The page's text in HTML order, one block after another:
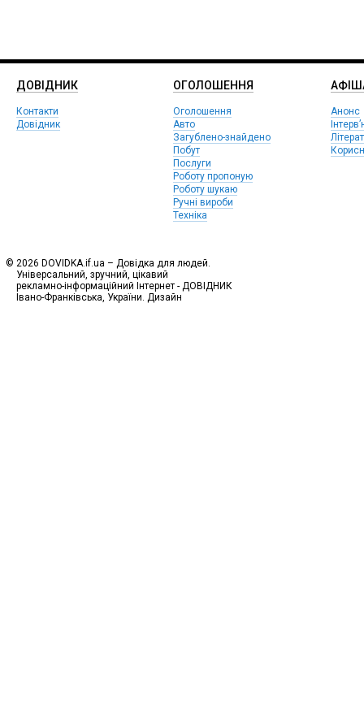
ДОВІДНИК
Контакти
Довідник
ОГОЛОШЕННЯ
Оголошення
Авто
Загублено-знайдено
Побут
Послуги
Роботу пропоную
Роботу шукаю
Ручні вироби
Техніка
Анонс
© 2026 DOVIDKA.if.ua – Довідка для людей.
Універсальний, зручний, цікавий
рекламно-інформаційний Інтернет - ДОВІДНИК
Івано-Франківська, України. Дизайн